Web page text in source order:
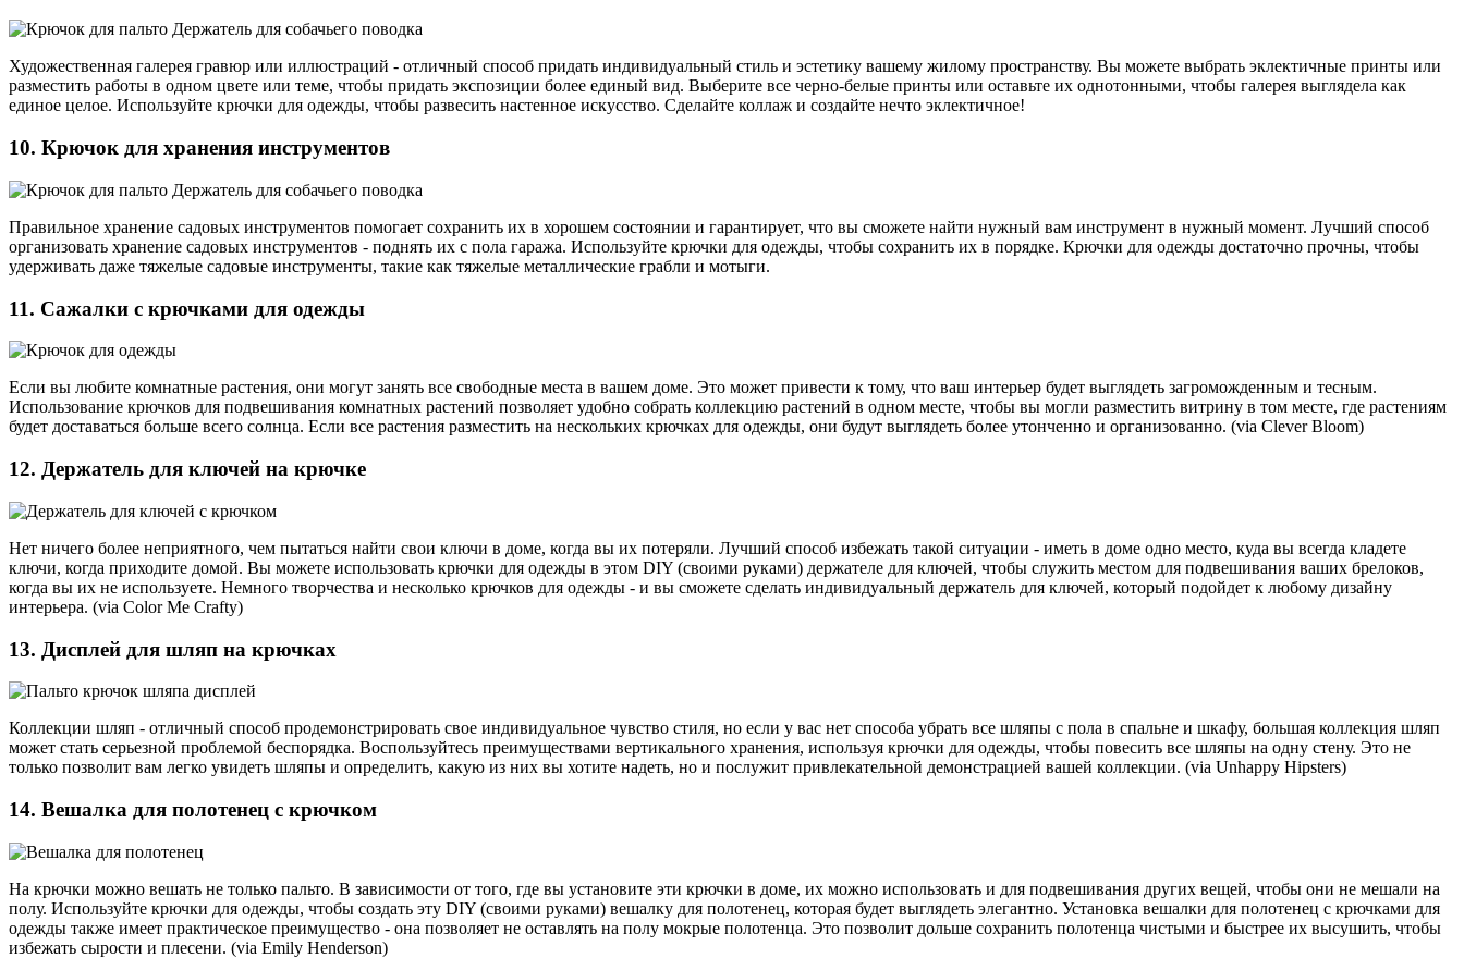
Художественная галерея гравюр или иллюстраций - отличный способ придать индивидуальный стиль и эстетику вашему жилому пространству. Вы можете выбрать эклектичные принты или
разместить работы в одном цвете или теме, чтобы придать экспозиции более единый вид. Выберите все черно-белые принты или оставьте их однотонными, чтобы галерея выглядела как
единое целое. Используйте крючки для одежды, чтобы развесить настенное искусство. Сделайте коллаж и создайте нечто эклектичное!
10. Крючок для хранения инструментов
Правильное хранение садовых инструментов помогает сохранить их в хорошем состоянии и гарантирует, что вы сможете найти нужный вам инструмент в нужный момент. Лучший способ
организовать хранение садовых инструментов - поднять их с пола гаража. Используйте крючки для одежды, чтобы сохранить их в порядке. Крючки для одежды достаточно прочны, чтобы
удерживать даже тяжелые садовые инструменты, такие как тяжелые металлические грабли и мотыги.
11. Сажалки с крючками для одежды
Если вы любите комнатные растения, они могут занять все свободные места в вашем доме. Это может привести к тому, что ваш интерьер будет выглядеть загроможденным и тесным.
Использование крючков для подвешивания комнатных растений позволяет удобно собрать коллекцию растений в одном месте, чтобы вы могли разместить витрину в том месте, где растениям
будет доставаться больше всего солнца. Если все растения разместить на нескольких крючках для одежды, они будут выглядеть более утонченно и организованно. (via Clever Bloom)
12. Держатель для ключей на крючке
Нет ничего более неприятного, чем пытаться найти свои ключи в доме, когда вы их потеряли. Лучший способ избежать такой ситуации - иметь в доме одно место, куда вы всегда кладете
ключи, когда приходите домой. Вы можете использовать крючки для одежды в этом DIY (своими руками) держателе для ключей, чтобы служить местом для подвешивания ваших брелоков,
когда вы их не используете. Немного творчества и несколько крючков для одежды - и вы сможете сделать индивидуальный держатель для ключей, который подойдет к любому дизайну
интерьера. (via Color Me Crafty)
13. Дисплей для шляп на крючках
Коллекции шляп - отличный способ продемонстрировать свое индивидуальное чувство стиля, но если у вас нет способа убрать все шляпы с пола в спальне и шкафу, большая коллекция шляп
может стать серьезной проблемой беспорядка. Воспользуйтесь преимуществами вертикального хранения, используя крючки для одежды, чтобы повесить все шляпы на одну стену. Это не
только позволит вам легко увидеть шляпы и определить, какую из них вы хотите надеть, но и послужит привлекательной демонстрацией вашей коллекции. (via Unhappy Hipsters)
14. Вешалка для полотенец с крючком
На крючки можно вешать не только пальто. В зависимости от того, где вы установите эти крючки в доме, их можно использовать и для подвешивания других вещей, чтобы они не мешали на
полу. Используйте крючки для одежды, чтобы создать эту DIY (своими руками) вешалку для полотенец, которая будет выглядеть элегантно. Установка вешалки для полотенец с крючками для
одежды также имеет практическое преимущество - она позволяет не оставлять на полу мокрые полотенца. Это позволит дольше сохранить полотенца чистыми и быстрее их высушить, чтобы
избежать сырости и плесени. (via Emily Henderson)